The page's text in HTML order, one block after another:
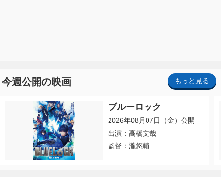
今週公開の映画 もっと見る
ブルーロック
2026年08月07日（金）公開
出演：高橋文哉
監督：瀧悠輔